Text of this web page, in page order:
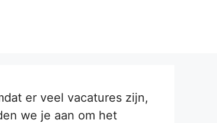
er veel vacatures zijn,
we je aan om het